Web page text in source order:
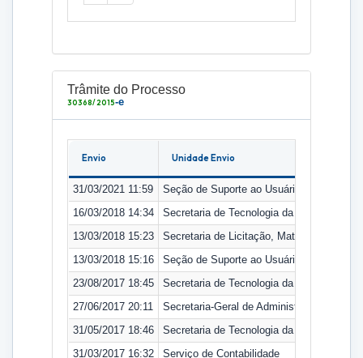
Trâmite do Processo
30368/2015-e
Envio Unidade Envio
31/03/2021 11:59
Seção de Suporte ao Usuário Final
16/03/2018 14:34
Secretaria de Tecnologia da Informação
13/03/2018 15:23
Secretaria de Licitação, Material e
13/03/2018 15:16
Seção de Suporte ao Usuário Final
23/08/2017 18:45
Secretaria de Tecnologia da Informação
27/06/2017 20:11
Secretaria-Geral de Administração
31/05/2017 18:46
Secretaria de Tecnologia da Informação
31/03/2017 16:32
Serviço de Contabilidade